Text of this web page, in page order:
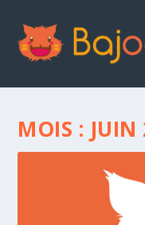
MOIS : JUIN